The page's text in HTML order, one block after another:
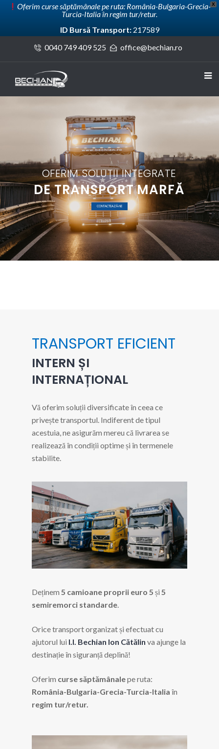
X
Oferim curse săptămânale pe ruta: România-Bulgaria-Grecia-
Turcia-Italia în regim tur/retur.
ID Bursă Transport:217589
0040 749 409 525
office@bechian.ro
EFICIENT. FLEXIBIL. AVANTAJOS!
Livrări efectuate în deplină siguranță!
TRANSPORT EFICIENT
INTERN ȘI
INTERNAȚIONAL
Vă oferim soluții diversificate în ceea ce
privește transportul. Indiferent de tipul
acestuia, ne asigurăm mereu că livrarea se
realizează în condiții optime și în termenele
stabilite.
Deținem 5 camioane proprii euro 5 și 5
semiremorci standarde.
Orice transport organizat și efectuat cu
ajutorul lui I.I. Bechian Ion Cătălin va ajunge la
destinație în siguranță deplină!
Oferim curse săptămânalepe ruta:
România-Bulgaria-Grecia-Turcia-Italia în
regim tur/retur.